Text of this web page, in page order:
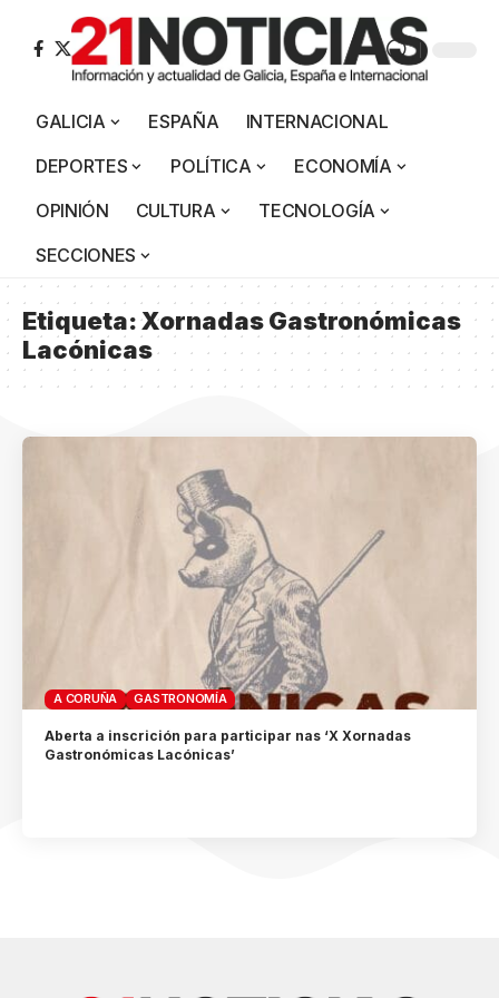
GALICIA ESPAÑA
INTERNACIONAL
DEPORTES
POLÍTICA
ECONOMÍA
OPINIÓN
CULTURA
TECNOLOGÍA
SECCIONES
Etiqueta:Xornadas Gastronómicas
Lacónicas
A CORUÑA GASTRONOMÍA
Aberta a inscrición para participar nas ‘X Xornadas
Gastronómicas Lacónicas’